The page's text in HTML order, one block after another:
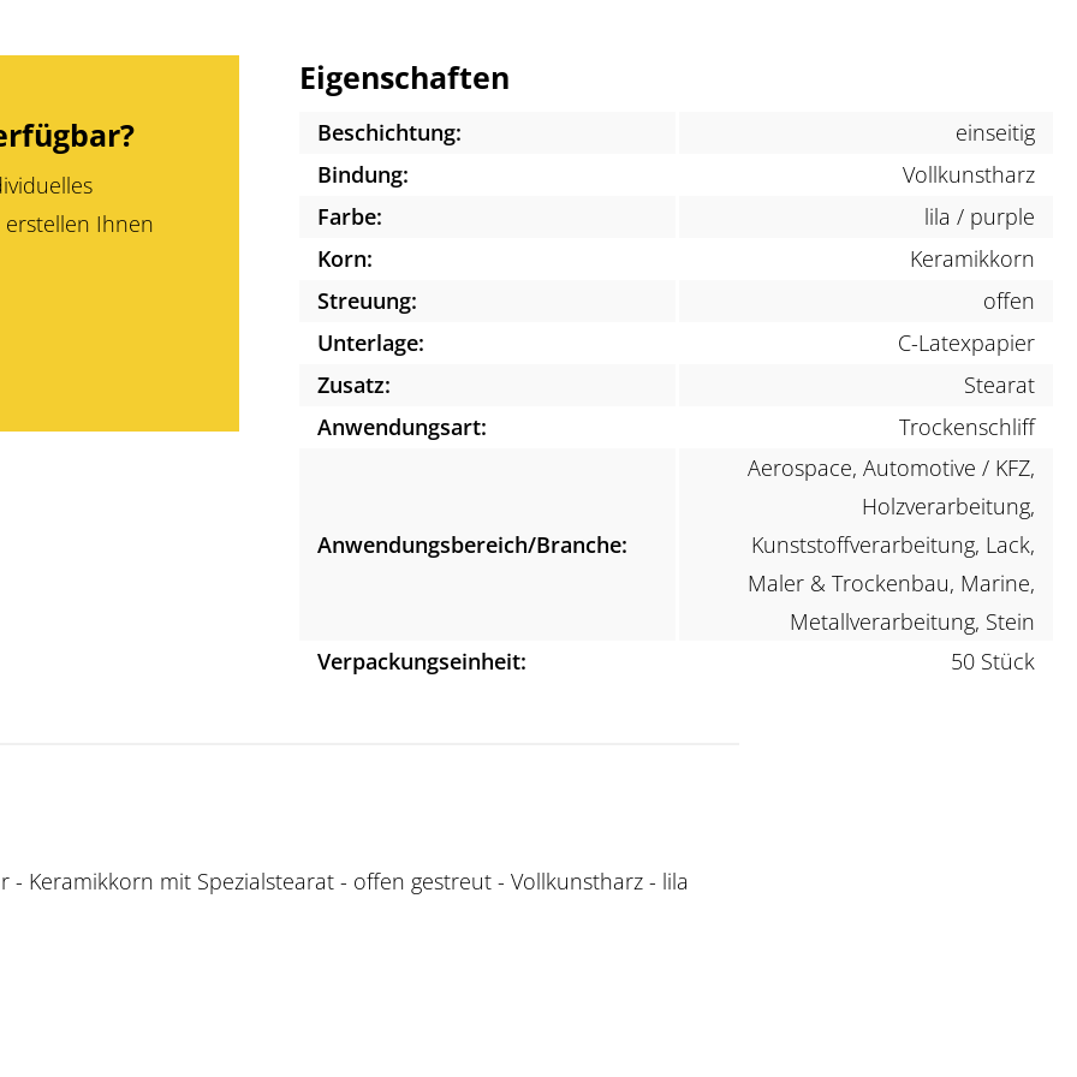
Ihnen
Eigenschaften
Beschichtung:
einseitig
Bindung:
Vollkunstharz
Farbe:
lila / purple
Korn:
Keramikkorn
Streuung:
offen
Unterlage:
C-Latexpapier
Zusatz:
Stearat
Anwendungsart:
Trockenschliff
Anwendungsbereich/Branche:
Aerospace, Automotive / KFZ,
Holzverarbeitung,
Kunststoffverarbeitung, Lack,
Maler & Trockenbau, Marine,
Metallverarbeitung, Stein
Verpackungseinheit:
50 Stück
Keramikkorn mit Spezialstearat - offen gestreut - Vollkunstharz - lila